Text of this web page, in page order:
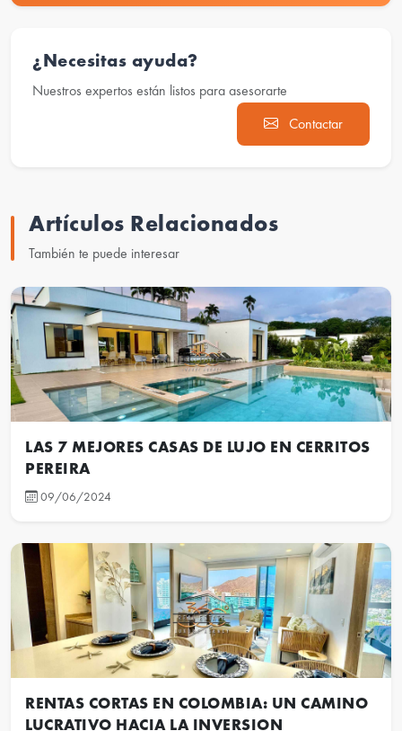
¿Necesitas ayuda?
Nuestros expertos están listos para asesorarte
Contactar
Artículos Relacionados
También te puede interesar
LAS 7 MEJORES CASAS DE LUJO EN CERRITOS
PEREIRA
09/06/2024
RENTAS CORTAS EN COLOMBIA: UN CAMINO
LUCRATIVO HACIA LA INVERSION